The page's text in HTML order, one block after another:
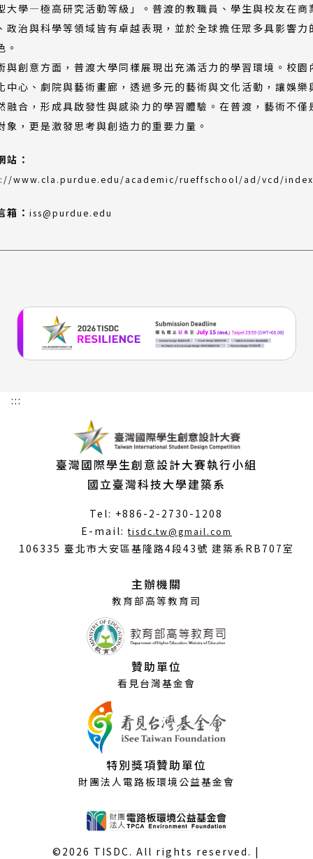
大學—極高研究活動等級」。普渡的教職員、學生與校友在商
政治與科學等領域皆有卓越表現，並於全球擔任眾多具影響力
。
與創意方面，普渡大學同樣展現出充滿活力的學習環境。校園
中心、劇院與藝術畫廊，透過多元的藝術與文化活動，讓娛樂
融合，形成具啟發性與感染力的學習體驗。在普渡，藝術不僅
象，更是激發思考與創造力的重要力量。
站：
www.cla.purdue.edu/academic/rueffschool/ad/vcd/
箱： iss@purdue.edu
:::
臺灣國際學生創意設計大賽執行小組
國立臺灣科技大學建築系
Tel: +886-2-2730-1208
E-mail:tisdc.tw@gmail.com
開
106335 臺北市大安區基隆路4段43號 建築系RB707室
主辦機關
教育部高等教育司
贊助單位
看見台灣基金會
特別獎項贊助單位
財團法人電路板環境公益基金會
©2026 TISDC. All rights reserved. |